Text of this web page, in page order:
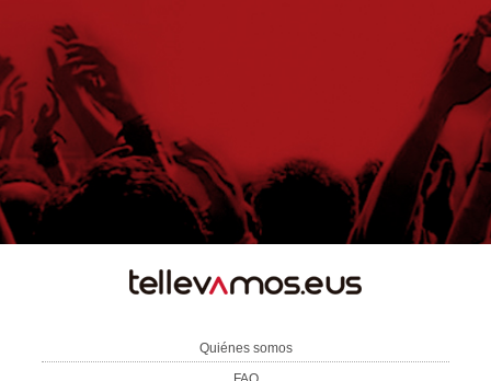
Quiénes somos